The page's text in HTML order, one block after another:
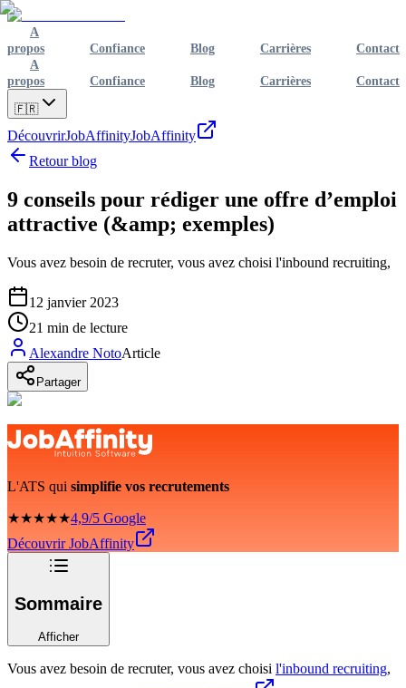
A
propos
Confiance Blog Carrières
Contact
A
propos
Confiance Blog Carrières Contact
🇫🇷
DécouvrirJobAffinityJobAffinity
Retour blog
9 conseils pour rédiger une offre d’emploi
attractive (&amp; exemples)
Vous avez besoin de recruter, vous avez choisi l'inbound recruiting,
12 janvier 2023
21 min de lecture
Alexandre NotoArticle
Partager
L'ATS qui simplifie vos recrutements
★★★★★4,9/5 Google
Découvrir JobAffinity
Sommaire
Afficher
Vous avez besoin de recruter, vous avez choisi l'inbound recruiting,